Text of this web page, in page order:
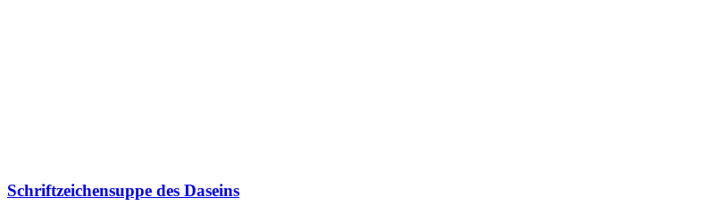
Schriftzeichensuppe des Daseins